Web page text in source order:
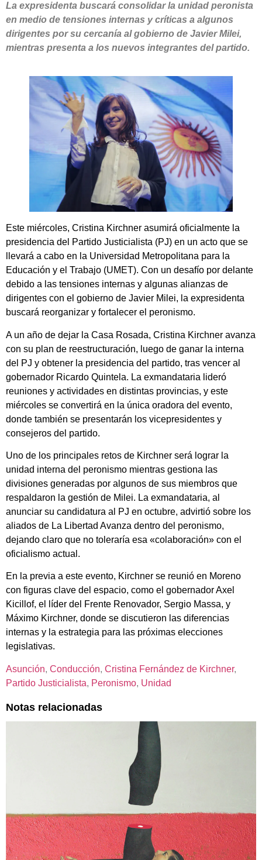
La expresidenta buscará consolidar la unidad peronista
en medio de tensiones internas y críticas a algunos
dirigentes por su cercanía al gobierno de Javier Milei,
mientras presenta a los nuevos integrantes del partido.
Este miércoles, Cristina Kirchner asumirá oficialmente la
presidencia del Partido Justicialista (PJ) en un acto que se
llevará a cabo en la Universidad Metropolitana para la
Educación y el Trabajo (UMET). Con un desafío por delante
debido a las tensiones internas y algunas alianzas de
dirigentes con el gobierno de Javier Milei, la expresidenta
buscará reorganizar y fortalecer el peronismo.
A un año de dejar la Casa Rosada, Cristina Kirchner avanza
con su plan de reestructuración, luego de ganar la interna
del PJ y obtener la presidencia del partido, tras vencer al
gobernador Ricardo Quintela. La exmandataria lideró
reuniones y actividades en distintas provincias, y este
miércoles se convertirá en la única oradora del evento,
donde también se presentarán los vicepresidentes y
consejeros del partido.
Uno de los principales retos de Kirchner será lograr la
unidad interna del peronismo mientras gestiona las
divisiones generadas por algunos de sus miembros que
respaldaron la gestión de Milei. La exmandataria, al
anunciar su candidatura al PJ en octubre, advirtió sobre los
aliados de La Libertad Avanza dentro del peronismo,
dejando claro que no toleraría esa «colaboración» con el
oficialismo actual.
En la previa a este evento, Kirchner se reunió en Moreno
con figuras clave del espacio, como el gobernador Axel
Kicillof, el líder del Frente Renovador, Sergio Massa, y
Máximo Kirchner, donde se discutieron las diferencias
internas y la estrategia para las próximas elecciones
legislativas.
Asunción, Conducción, Cristina Fernández de Kirchner
Partido Justicialista, Peronismo, Unidad
Notas relacionadas